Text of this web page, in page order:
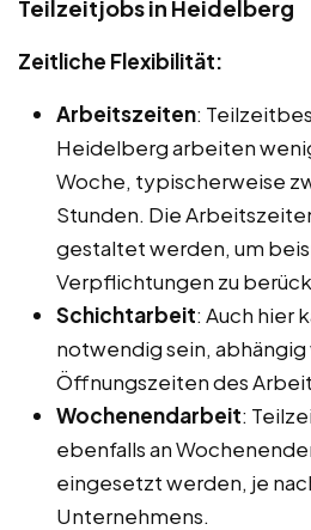
Teilzeitjobs in Heidelberg
Zeitliche Flexibilität:
Arbeitszeiten:
Heidelberg arbeiten
Woche, typischerweise
Stunden. Die
gestaltet werden, um
Verpflichtungen zu
Schichtarbeit: Auch hier
notwendig sein, abhängig
Öffnungszeiten des
Wochenendarbeit:
ebenfalls an
eingesetzt werden, je
Unternehmens.